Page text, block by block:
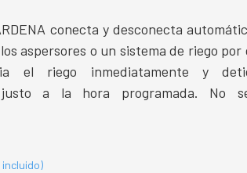
conecta y desconecta
aspersores o un sistema de riego
el riego inmediatamente y
justo a la hora programada. No
incluido)